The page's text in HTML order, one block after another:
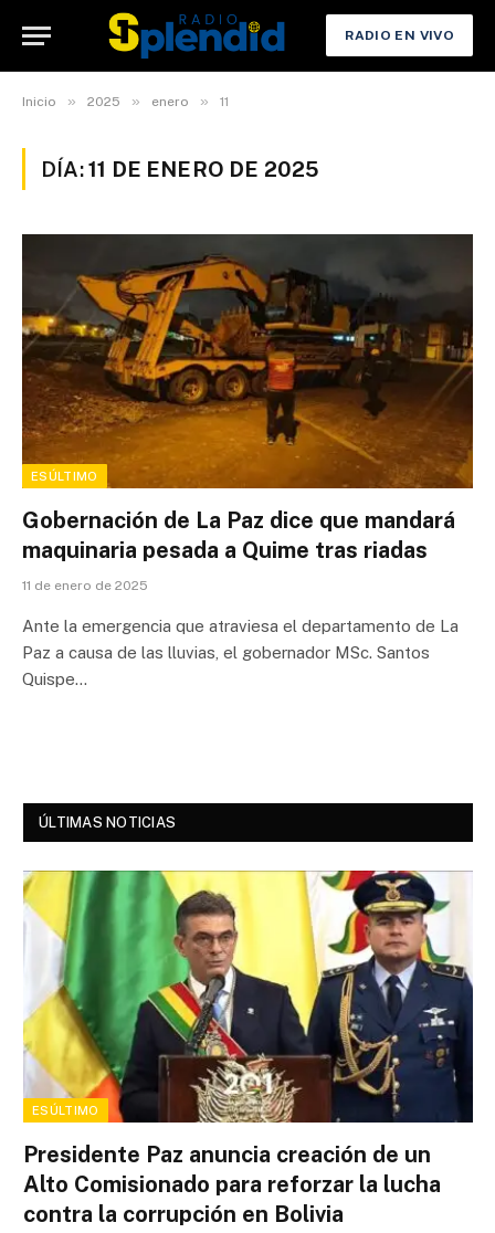
RADIO EN VIVO
Inicio » 2025 » enero » 11
DÍA:11 DE ENERO DE 2025
ESÚLTIMO
Gobernación de La Paz dice que mandará
maquinaria pesada a Quime tras riadas
11 de enero de 2025
Ante la emergencia que atraviesa el departamento de La
Paz a causa de las lluvias, el gobernador MSc. Santos
Quispe…
ÚLTIMAS NOTICIAS
ESÚLTIMO
Presidente Paz anuncia creación de un
Alto Comisionado para reforzar la lucha
contra la corrupción en Bolivia